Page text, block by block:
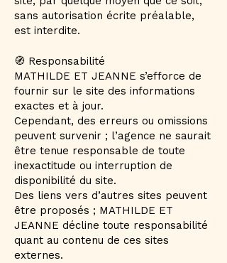
sans autorisation écrite préalable,
est interdite.
🧭 Responsabilité
MATHILDE ET JEANNE s’efforce de
fournir sur le site des informations
exactes et à jour.
Cependant, des erreurs ou omissions
peuvent survenir ; l’agence ne saurait
être tenue responsable de toute
inexactitude ou interruption de
disponibilité du site.
Des liens vers d’autres sites peuvent
être proposés ; MATHILDE ET
JEANNE décline toute responsabilité
quant au contenu de ces sites
externes.